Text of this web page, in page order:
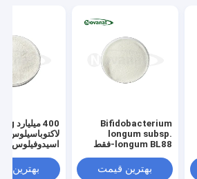
Bifidobacterium
longum subsp.
longum BL88-فقط
وگان/بدون آلرژن/بدون
گلوتن/بدون لبنیات
بهترین قیمت
لاکتوباسیلوس
اسیدوفیلوس
بهترین